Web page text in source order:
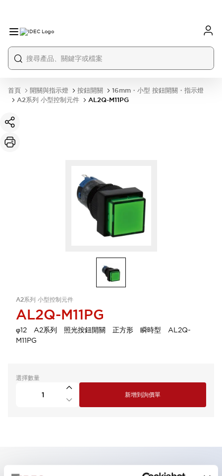
首頁 開關與指示燈 按鈕開關
16mm・小型 按鈕開關・指示燈
A2系列 小型控制元件
AL2Q-M11PG
A2系列 小型控制元件
AL2Q-M11PG
φ12 A2系列 照光按鈕開關 正方形 瞬時型 AL2Q-
M11PG
選擇數量
新增到詢價單